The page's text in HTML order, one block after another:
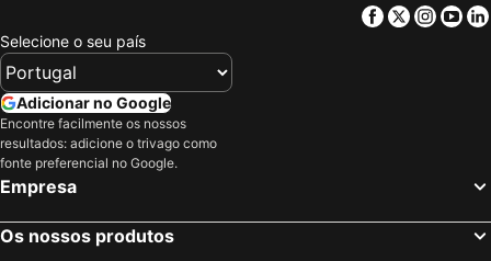
Facebook
Twitter
Selecione o seu país
Adicionar no Google
Encontre facilmente os nossos
resultados: adicione o trivago como
fonte preferencial no Google.
Empresa
Os nossos produtos